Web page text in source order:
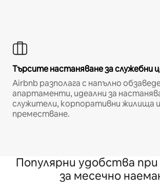
Търсите настаняване за служебни
Airbnb разполага с напълно
апартаменти, идеални за
служители, корпоративни жилища и
преместване.
Популярни удобства
за месечно